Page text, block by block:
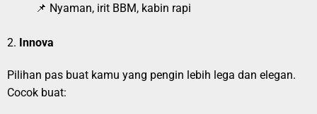
📌 Nyaman, irit BBM, kabin rapi
2. Innova
Pilihan pas buat kamu yang pengin lebih lega dan elegan.
Cocok buat: